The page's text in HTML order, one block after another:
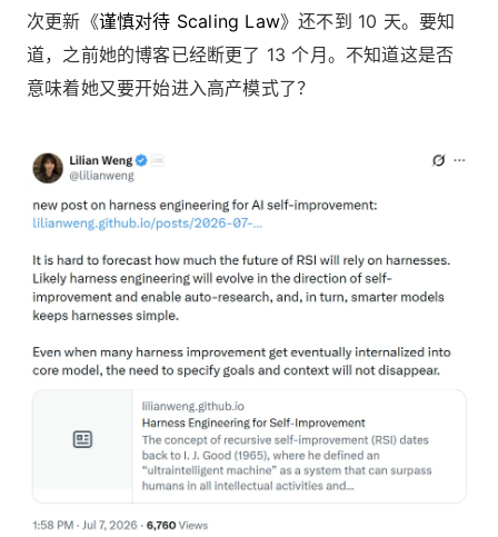
次更新《谨慎对待 Scaling Law》还不到 10 天。要知
道，之前她的博客已经断更了 13 个月。不知道这是否
意味着她又要开始进入高产模式了？